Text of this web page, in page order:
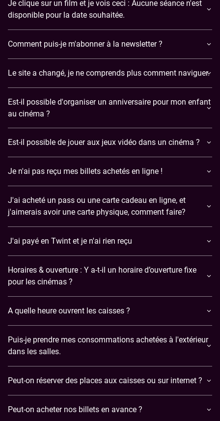
Je clique sur un film et je vois ceci : Aucune séance n'est
disponible pour la date souhaitée.
Comment puis-je m'abonner à la newsletter ?
Le site a changé, je ne comprends plus comment naviguer.
Est-il possible d'organiser un anniversaire pour mon enfant
au cinéma ?
Est-il possible de jouer aux jeux vidéo dans un cinéma ?
​Je n'ai pas reçu mes billets achetés en ligne !
J'ai acheté un pass ou une carte cadeau en ligne, et
j'aimerais avoir une carte physique, comment faire?
J'ai payé en Twint et je n'ai rien reçu
Horaires & ouverture : Y a-t-il un horaire d’ouverture fixe
pour les cinémas ?
A quelle heure ouvrent les caisses ?
Puis-je prendre mes consommations achetées à l'extérieur
dans les salles.
Peut-on réserver des places aux caisses ou sur internet ?
Peut-on acheter nos billets en avance ?